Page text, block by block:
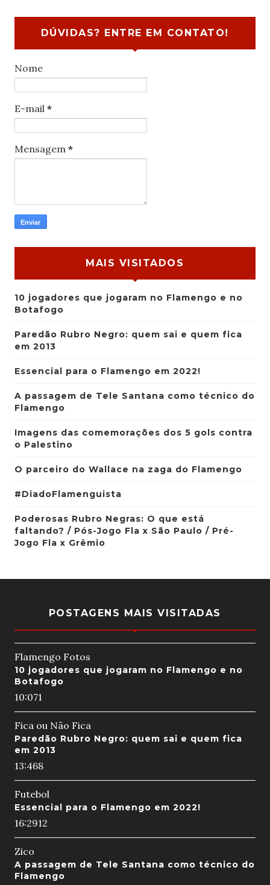
DÚVIDAS? ENTRE EM CONTATO!
Nome
E-mail *
Mensagem *
MAIS VISITADOS
10 jogadores que jogaram no Flamengo e no
Botafogo
Paredão Rubro Negro: quem sai e quem fica
em 2013
Essencial para o Flamengo em 2022!
A passagem de Tele Santana como técnico do
Flamengo
Imagens das comemorações dos 5 gols contra
o Palestino
O parceiro do Wallace na zaga do Flamengo
#DiadoFlamenguista
Poderosas Rubro Negras: O que está
faltando? / Pós-Jogo Fla x São Paulo / Pré-
Jogo Fla x Grêmio
POSTAGENS MAIS VISITADAS
Flamengo Fotos
10 jogadores que jogaram no Flamengo e no
Botafogo
10:071
Fica ou Não Fica
Paredão Rubro Negro: quem sai e quem fica
em 2013
13:468
Futebol
Essencial para o Flamengo em 2022!
16:2912
Zico
A passagem de Tele Santana como técnico do
Flamengo